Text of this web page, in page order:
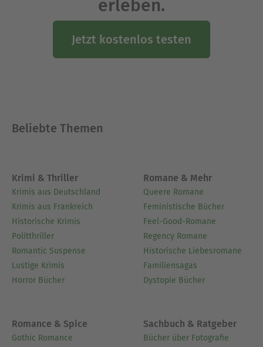
erleben.
Jetzt kostenlos testen
Beliebte Themen
Krimi & Thriller
Krimis aus Deutschland
Krimis aus Frankreich
Historische Krimis
Politthriller
Romantic Suspense
Lustige Krimis
Horror Bücher
Romane & Mehr
Queere Romane
Feministische Bücher
Feel-Good-Romane
Regency Romane
Historische Liebesromane
Familiensagas
Dystopie Bücher
Romance & Spice
Gothic Romance
Sachbuch & Ratgeber
Bücher über Fotografie